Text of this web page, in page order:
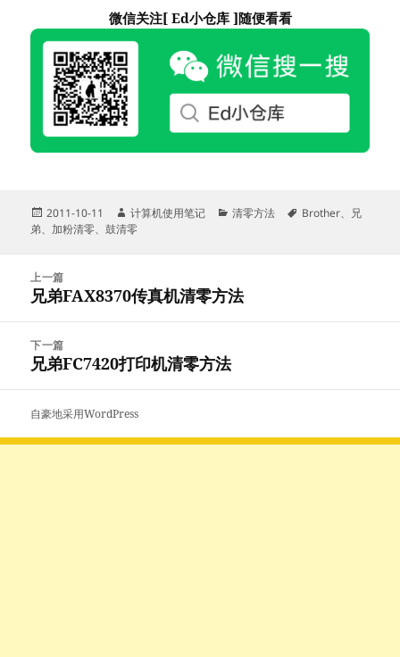
微信关注[ Ed小仓库 ]随便看看
发
布
2011-10-11
作
者
计算机使用笔记
分
清零方法
标
Brother、 兄
弟、 加粉清零、鼓清零
航
上一篇
上
文
章：
兄弟FAX8370传真机清零方法
下一篇
下
篇
文
兄弟FC7420打印机清零方法
自豪地采用WordPress